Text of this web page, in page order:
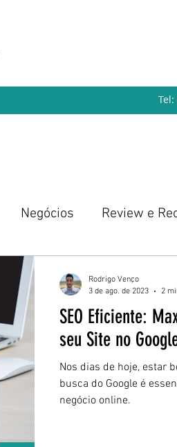
Tel:
Negócios Review e
SEO Eficiente:
seu Site no
Nos dias de hoje, estar
busca do Google é
negócio online.
Rodrigo Venço
3 de ago. de 2023
2